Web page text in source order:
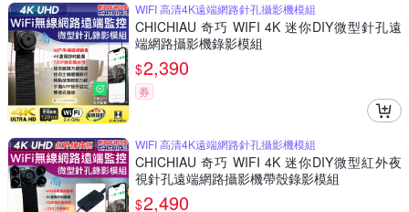
WIFI 高清4K遠端網路針孔攝影機模組
CHICHIAU 奇巧 WIFI 4K 迷你DIY微型針孔遠
端網路攝影機錄影模組
$2,390
券
WIFI 高清4K遠端網路針孔攝影機模組
CHICHIAU 奇巧 WIFI 4K 迷你DIY微型紅外夜
視針孔遠端網路攝影機帶殼錄影模組
$2,490